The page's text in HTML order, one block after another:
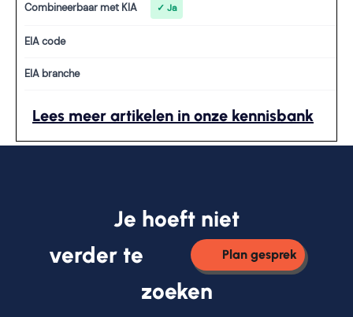
Combineerbaar met KIA ✓ Ja
EIA code
EIA branche
Lees meer artikelen in onze kennisbank
Je hoeft niet
verder te
Plan gesprek
zoeken